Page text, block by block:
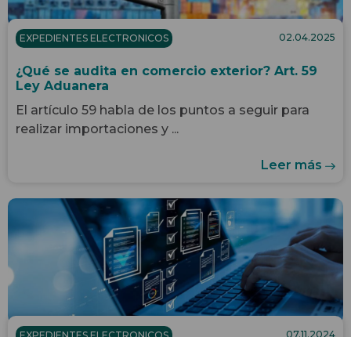
EXPEDIENTES ELECTRONICOS 02.04.2025
¿Qué se audita en comercio exterior? Art. 59
Ley Aduanera
El artículo 59 habla de los puntos a seguir para
realizar importaciones y ...
Leer más
07.11.2024